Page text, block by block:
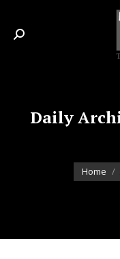
Search:
Daily
You are
Home